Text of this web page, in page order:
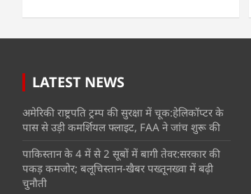
LATEST NEWS
अमेरिकी राष्ट्रपति ट्रम्प की सुरक्षा में चूक:हेलिकॉप्टर के
पास से उड़ी कमर्शियल फ्लाइट, FAA ने जांच शुरू की
पाकिस्तान के 4 में से 2 सूबों में बागी तेवर:सरकार की
पकड़ कमजोर; बलूचिस्तान-खैबर पख्तूनख्वा में बढ़ी
चुनौती